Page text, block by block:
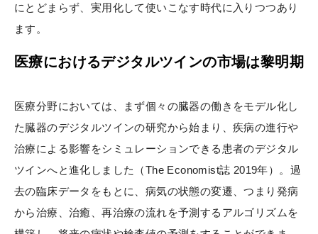
にとどまらず、実用化して使いこなす時代に入りつつあり
ます。
医療におけるデジタルツインの市場は黎明期
医療分野においては、まず個々の臓器の働きをモデル化し
た臓器のデジタルツインの研究から始まり、疾病の進行や
治療による影響をシミュレーションできる患者のデジタル
ツインへと進化しました（The Economist誌 2019年）。過
去の臨床データをもとに、病気の状態の変遷、つまり発病
から治療、治癒、再治療の流れを予測するアルゴリズムを